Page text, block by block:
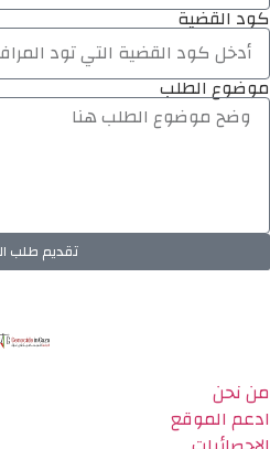
كود القضية
موضوع الطلب
تقديم طلب
من نحن
ادعم الموقع